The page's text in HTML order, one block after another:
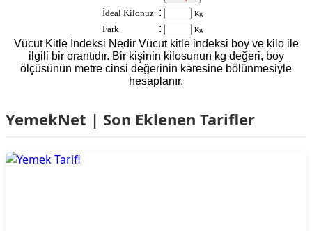
İdeal Kilonuz : Kg
Fark : Kg
Vücut Kitle İndeksi Nedir Vücut kitle indeksi boy ve kilo ile
ilgili bir orantıdır. Bir kişinin kilosunun kg değeri, boy
ölçüsünün metre cinsi değerinin karesine bölünmesiyle
hesaplanır.
YemekNet | Son Eklenen Tarifler